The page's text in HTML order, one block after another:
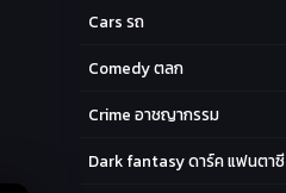
Cars รถ
Comedy ตลก
Crime อาชญากรรม
Dark fantasy ดาร์ค แฟนตาซี